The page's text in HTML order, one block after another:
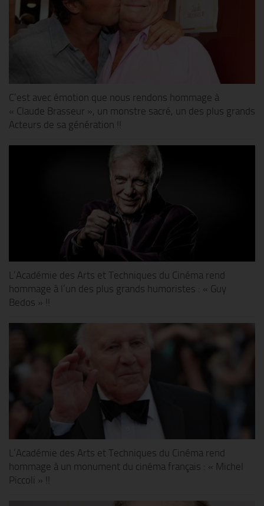
C’est avec émotion que nous rendons hommage à
« Claude Brasseur », un monstre sacré, un des plus grands
Acteurs de sa génération !!
L’Académie des Arts et Techniques du Cinéma rend
hommage à l’un des plus grands humoristes : « Guy
Bedos » !!
L’Académie des Arts et Techniques du Cinéma rend
hommage à un monument du cinéma français : « Michel
Piccoli » !!